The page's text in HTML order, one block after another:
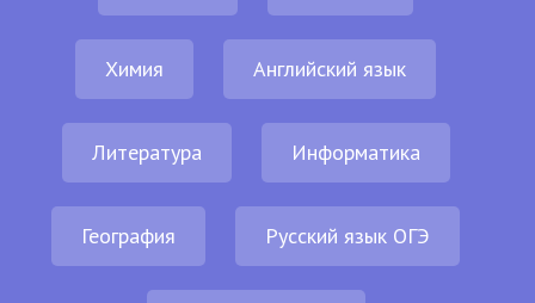
Химия Английский язык
Литература Информатика
География Русский язык ОГЭ